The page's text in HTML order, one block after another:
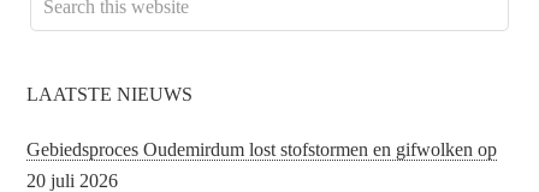
LAATSTE NIEUWS
Gebiedsproces Oudemirdum lost stofstormen en gifwolken op
20 juli 2026